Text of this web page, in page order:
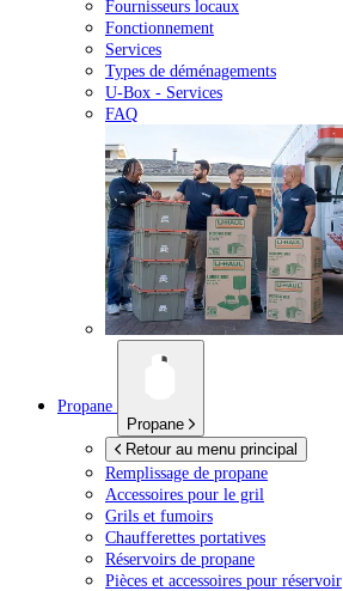
Fournisseurs locaux
Fonctionnement
Services
Types de déménagements
U-Box - Services
FAQ
Propane
Propane
Retour au menu principal
Remplissage de propane
Accessoires pour le gril
Grils et fumoirs
Chaufferettes portatives
Réservoirs de propane
Pièces et accessoires pour réservoir